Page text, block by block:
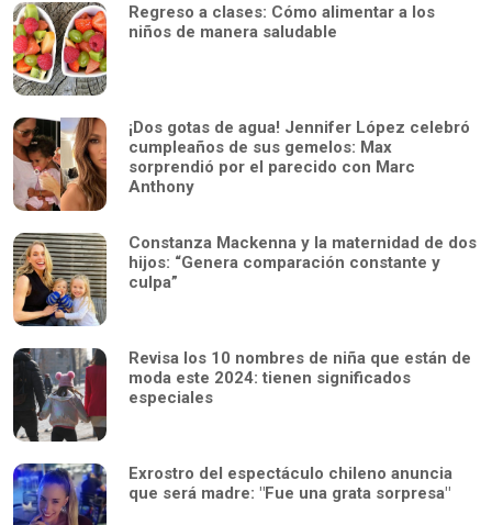
Regreso a clases: Cómo alimentar a los
niños de manera saludable
¡Dos gotas de agua! Jennifer López celebró
cumpleaños de sus gemelos: Max
sorprendió por el parecido con Marc
Anthony
Constanza Mackenna y la maternidad de dos
hijos: “Genera comparación constante y
culpa”
Revisa los 10 nombres de niña que están de
moda este 2024: tienen significados
especiales
Exrostro del espectáculo chileno anuncia
que será madre: "Fue una grata sorpresa"